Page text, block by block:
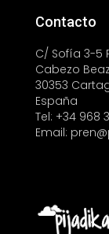
Contacto
C/ Sofía 3-5
Cabezo
30353
España
Tel: +34 968
Email: